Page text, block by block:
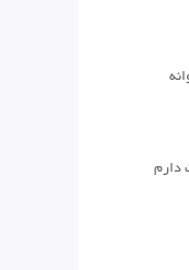
دارم